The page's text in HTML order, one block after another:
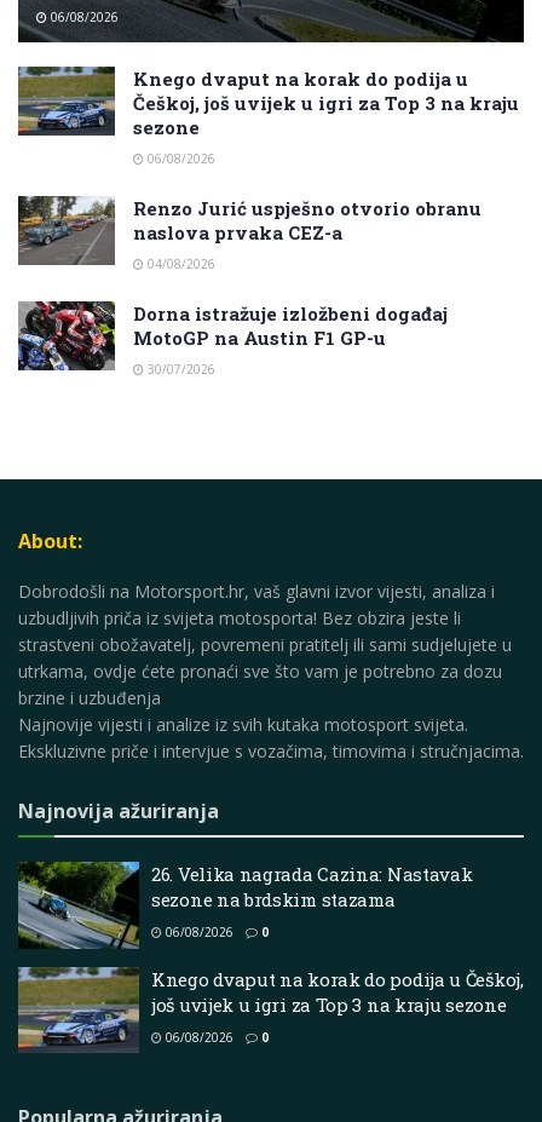
06/08/2026
Knego dvaput na korak do podija u
Češkoj, još uvijek u igri za Top 3 na kraju
sezone
06/08/2026
Renzo Jurić uspješno otvorio obranu
naslova prvaka CEZ-a
04/08/2026
Dorna istražuje izložbeni događaj
MotoGP na Austin F1 GP-u
30/07/2026
About:
Dobrodošli na Motorsport.hr, vaš glavni izvor vijesti, analiza i
uzbudljivih priča iz svijeta motosporta! Bez obzira jeste li
strastveni obožavatelj, povremeni pratitelj ili sami sudjelujete u
utrkama, ovdje ćete pronaći sve što vam je potrebno za dozu
brzine i uzbuđenja
Najnovije vijesti i analize iz svih kutaka motosport svijeta.
Ekskluzivne priče i intervjue s vozačima, timovima i stručnjacima.
Najnovija ažuriranja
26. Velika nagrada Cazina: Nastavak
sezone na brdskim stazama
06/08/2026 0
Knego dvaput na korak do podija u Češkoj,
još uvijek u igri za Top 3 na kraju sezone
06/08/2026 0